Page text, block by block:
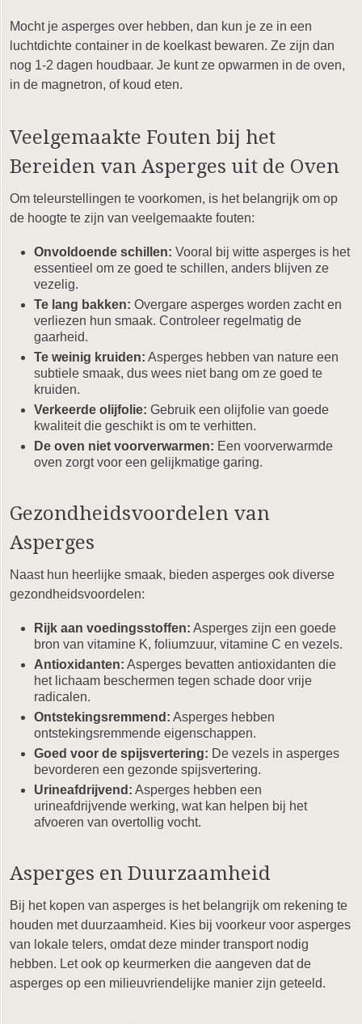
Mocht je asperges over hebben, dan kun je ze in een
luchtdichte container in de koelkast bewaren. Ze zijn dan
nog 1-2 dagen houdbaar. Je kunt ze opwarmen in de oven,
in de magnetron, of koud eten.
Veelgemaakte Fouten bij het
Bereiden van Asperges uit de Oven
Om teleurstellingen te voorkomen, is het belangrijk om op
de hoogte te zijn van veelgemaakte fouten:
Onvoldoende schillen: Vooral bij witte asperges is het
essentieel om ze goed te schillen, anders blijven ze
vezelig.
Te lang bakken: Overgare asperges worden zacht en
verliezen hun smaak. Controleer regelmatig de
gaarheid.
Te weinig kruiden: Asperges hebben van nature een
subtiele smaak, dus wees niet bang om ze goed te
kruiden.
Verkeerde olijfolie: Gebruik een olijfolie van goede
kwaliteit die geschikt is om te verhitten.
De oven niet voorverwarmen: Een voorverwarmde
oven zorgt voor een gelijkmatige garing.
Gezondheidsvoordelen van
Asperges
Naast hun heerlijke smaak, bieden asperges ook diverse
gezondheidsvoordelen:
Rijk aan voedingsstoffen: Asperges zijn een goede
bron van vitamine K, foliumzuur, vitamine C en vezels.
Antioxidanten: Asperges bevatten antioxidanten die
het lichaam beschermen tegen schade door vrije
radicalen.
Ontstekingsremmend: Asperges hebben
ontstekingsremmende eigenschappen.
Goed voor de spijsvertering: De vezels in asperges
bevorderen een gezonde spijsvertering.
Urineafdrijvend: Asperges hebben een
urineafdrijvende werking, wat kan helpen bij het
afvoeren van overtollig vocht.
Asperges en Duurzaamheid
Bij het kopen van asperges is het belangrijk om rekening te
houden met duurzaamheid. Kies bij voorkeur voor asperges
van lokale telers, omdat deze minder transport nodig
hebben. Let ook op keurmerken die aangeven dat de
asperges op een milieuvriendelijke manier zijn geteeld.